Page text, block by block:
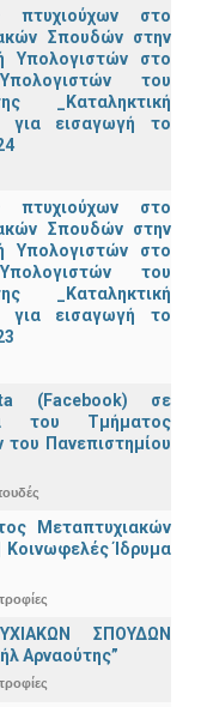
πτυχιούχων στo
Σπουδών στην
Υπολογιστών στο
του
_Καταληκτική
για εισαγωγή το
πτυχιούχων στo
Σπουδών στην
Υπολογιστών στο
του
_Καταληκτική
για εισαγωγή το
(Facebook) σε
του Τμήματος
του Πανεπιστημίου
Μεταπτυχιακών
Ίδρυμα
ΣΠΟΥΔΩΝ
Αρναούτης”